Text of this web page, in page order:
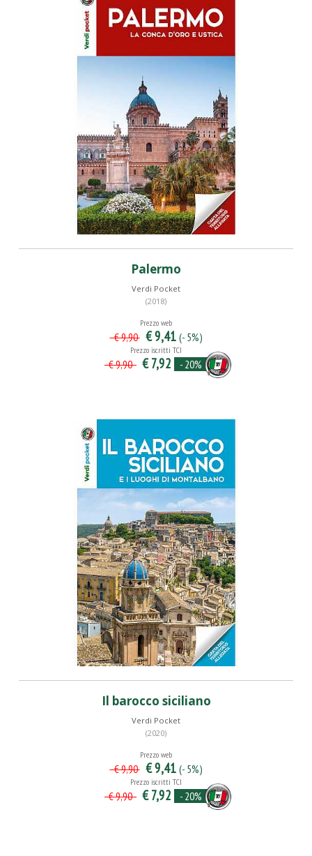
Palermo
Verdi Pocket
(2018)
Prezzo web
€ 9,90 € 9,41 (- 5%)
Prezzo iscritti TCI
€ 9,90 € 7,92 - 20%
Il barocco siciliano
Verdi Pocket
(2020)
Prezzo web
€ 9,90 € 9,41 (- 5%)
Prezzo iscritti TCI
€ 9,90 € 7,92 - 20%